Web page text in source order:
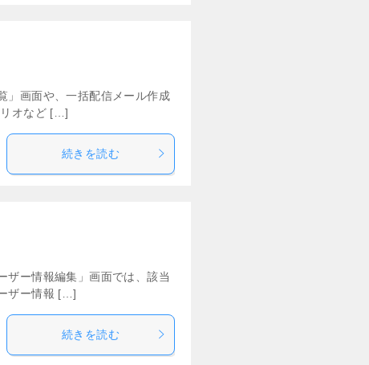
」画面や、一括配信メール作成
リオなど […]
続きを読む
ー情報編集」画面では、該当
ザー情報 […]
続きを読む